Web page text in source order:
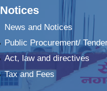
Notices
News and Notices
Public Procurement/
Act, law and directives
Tax and Fees